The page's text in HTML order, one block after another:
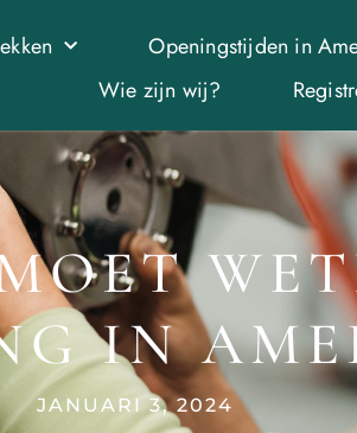
Openingstijden in
Wie zijn wij?
IN
JANUARI 3, 2024